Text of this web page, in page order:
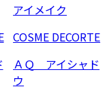
アイメイク
COSME DECORTE
ＡＱ アイシャド
ウ